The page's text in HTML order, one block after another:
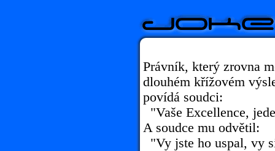
Právník, který zrovna
dlouhém křížovém
povídá soudci:
"Vaše Excellence,
A soudce mu odvětil:
"Vy jste ho uspal, vy